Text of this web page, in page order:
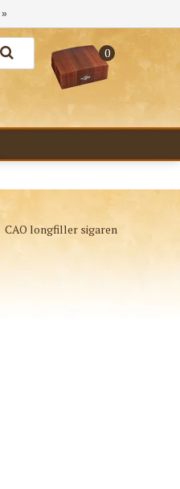
0
CAO longfiller sigaren